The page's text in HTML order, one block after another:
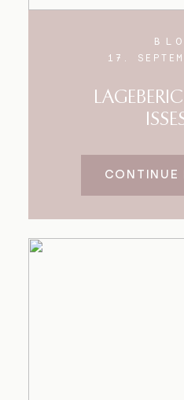
17.
CONTINUE